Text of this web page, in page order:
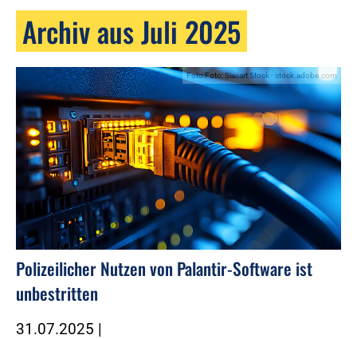
Archiv aus Juli 2025
Foto:Foto: Siasart Stock - stock.adobe.com
Polizeilicher Nutzen von Palantir-Software ist
unbestritten
31.07.2025 |